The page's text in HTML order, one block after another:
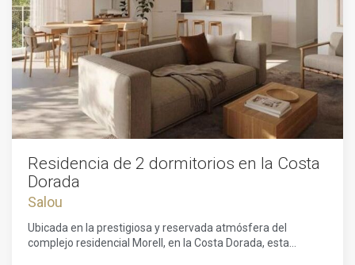
Residencia de 2 dormitorios en la Costa
Dorada
Salou
Ubicada en la prestigiosa y reservada atmósfera del
complejo residencial Morell, en la Costa Dorada, esta